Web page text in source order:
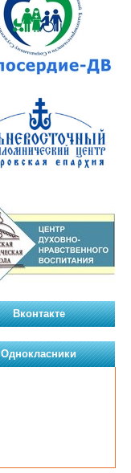
Вконтакте
Однокласники